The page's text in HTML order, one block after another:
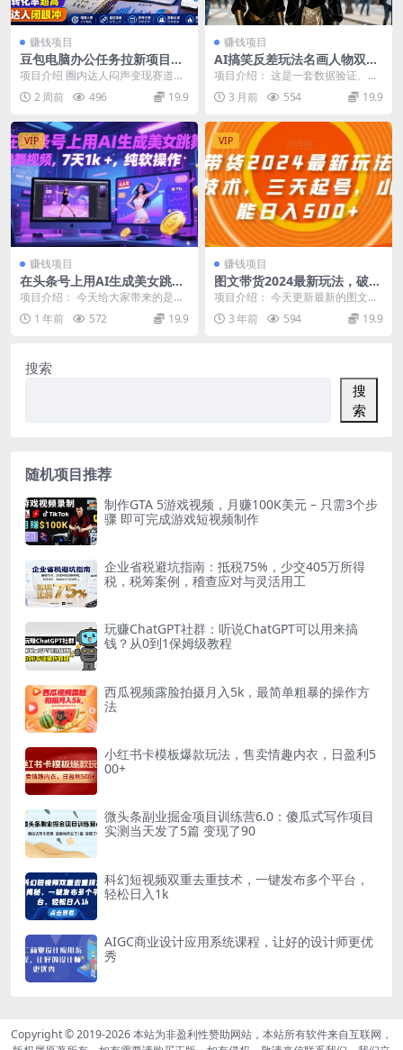
赚钱项目
豆包电脑办公任务拉新项目，
单价15米，最近很多人爆单，
收入好几W，转化率超高，达
人闭眼冲
项目介绍 圈内达人闷声变现赛道，
终于曝光！最近很多人爆单，收入
好几W！ 不用复杂...
2 周前 496 19.9
赚钱项目
AI搞笑反差玩法名画人物双标
时刻，3天收益3k+爆款思路玩
法解析，小白可做方法简单，
全流程拆解
项目介绍： 这是一套数据验证、高
流量、低门槛、易变现的短视频爆
款副业项目，主打「...
3 月前 554 19.9
VIP
赚钱项目
在头条号上用AI生成美女跳舞
视频，7天1k+，纯软件操作
项目介绍： 今天给大家带来的是头
条号美女跳舞暴力玩法，无脑操作
直接软件生成，适合...
1 年前 572 19.9
VIP
赚钱项目
图文带货2024最新玩法，破播
放技术，三天起号，小白也能
项目介绍： 今天更新最新的图文带
货玩法，教你怎么起号、选品、爆
单，从0到1的实操...
3 年前 594 19.9
搜索
搜
索
随机项目推荐
制作GTA 5游戏视频，月赚100K美元 – 只需3个步
骤 即可完成游戏短视频制作
企业省税避坑指南：抵税75%，少交405万所得
税，税筹案例，稽查应对与灵活用工
玩赚ChatGPT社群：听说ChatGPT可以用来搞
钱？从0到1保姆级教程
西瓜视频露脸拍摄月入5k，最简单粗暴的操作方
法
小红书卡模板爆款玩法，售卖情趣内衣，日盈利5
00+
微头条副业掘金项目训练营6.0：傻瓜式写作项目
实测当天发了5篇 变现了90
科幻短视频双重去重技术，一键发布多个平台，
轻松日入1k
AIGC商业设计应用系统课程，让好的设计师更优
秀
Copyright © 2019-2026本站为非盈利性赞助网站，本站所有软件来自互联网，